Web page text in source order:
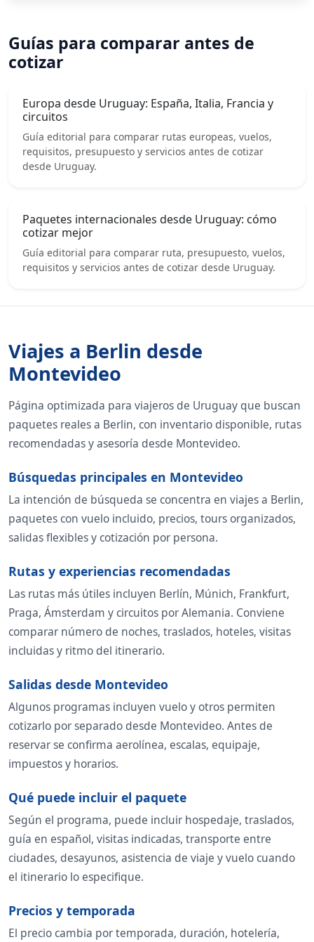
Guías para comparar antes de
cotizar
Europa desde Uruguay: España, Italia, Francia y
circuitos
Guía editorial para comparar rutas europeas, vuelos,
requisitos, presupuesto y servicios antes de cotizar
desde Uruguay.
Paquetes internacionales desde Uruguay: cómo
cotizar mejor
Guía editorial para comparar ruta, presupuesto, vuelos,
requisitos y servicios antes de cotizar desde Uruguay.
Viajes a Berlin desde
Montevideo
Página optimizada para viajeros de Uruguay que buscan
paquetes reales a Berlin, con inventario disponible, rutas
recomendadas y asesoría desde Montevideo.
Búsquedas principales en Montevideo
La intención de búsqueda se concentra en viajes a Berlin,
paquetes con vuelo incluido, precios, tours organizados,
salidas flexibles y cotización por persona.
Rutas y experiencias recomendadas
Las rutas más útiles incluyen Berlín, Múnich, Frankfurt,
Praga, Ámsterdam y circuitos por Alemania. Conviene
comparar número de noches, traslados, hoteles, visitas
incluidas y ritmo del itinerario.
Salidas desde Montevideo
Algunos programas incluyen vuelo y otros permiten
cotizarlo por separado desde Montevideo. Antes de
reservar se confirma aerolínea, escalas, equipaje,
impuestos y horarios.
Qué puede incluir el paquete
Según el programa, puede incluir hospedaje, traslados,
guía en español, visitas indicadas, transporte entre
ciudades, desayunos, asistencia de viaje y vuelo cuando
el itinerario lo especifique.
Precios y temporada
El precio cambia por temporada, duración, hotelería,